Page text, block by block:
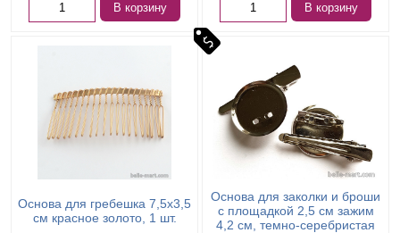
В корзину В корзину
Основа для гребешка 7,5х3,5
см красное золото, 1 шт.
Основа для заколки и броши
с площадкой 2,5 см зажим
4,2 см, темно-серебристая